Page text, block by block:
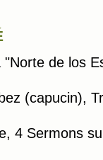
de los
(capucin),
4 Sermons